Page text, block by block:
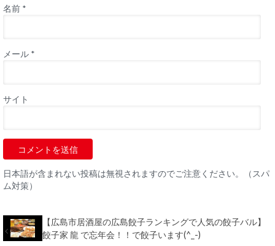
名前 *
メール *
サイト
日本語が含まれない投稿は無視されますのでご注意ください。（スパ
ム対策）
【広島市居酒屋の広島餃子ランキングで人気の餃子バル】
餃子家 龍 で忘年会！！で餃子います(^_-)